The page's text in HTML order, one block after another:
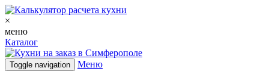
×
меню
Каталог
Toggle navigation Меню